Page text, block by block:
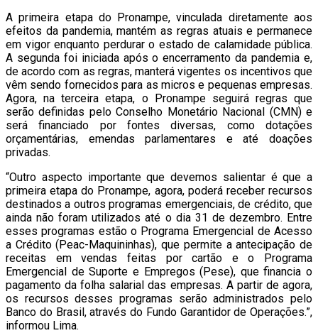
A primeira etapa do Pronampe, vinculada diretamente aos
efeitos da pandemia, mantém as regras atuais e permanece
em vigor enquanto perdurar o estado de calamidade pública.
A segunda foi iniciada após o encerramento da pandemia e,
de acordo com as regras, manterá vigentes os incentivos que
vêm sendo fornecidos para as micros e pequenas empresas.
Agora, na terceira etapa, o Pronampe seguirá regras que
serão definidas pelo Conselho Monetário Nacional (CMN) e
será financiado por fontes diversas, como dotações
orçamentárias, emendas parlamentares e até doações
privadas.
“Outro aspecto importante que devemos salientar é que a
primeira etapa do Pronampe, agora, poderá receber recursos
destinados a outros programas emergenciais, de crédito, que
ainda não foram utilizados até o dia 31 de dezembro. Entre
esses programas estão o Programa Emergencial de Acesso
a Crédito (Peac-Maquininhas), que permite a antecipação de
receitas em vendas feitas por cartão e o Programa
Emergencial de Suporte e Empregos (Pese), que financia o
pagamento da folha salarial das empresas. A partir de agora,
os recursos desses programas serão administrados pelo
Banco do Brasil, através do Fundo Garantidor de Operações.”,
informou Lima.